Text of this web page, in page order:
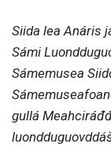
Siida lea Anáris
Sámi
Sámemusea
gullá